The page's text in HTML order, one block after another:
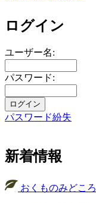
ログイン
ユーザー名:
パスワード:
パスワード紛失
新着情報
おくものみどころ